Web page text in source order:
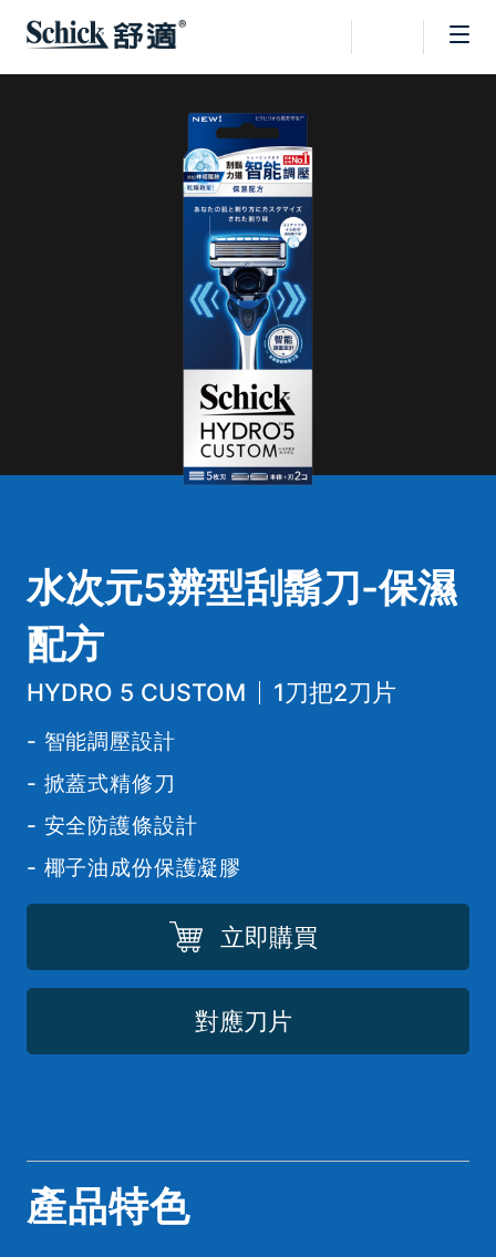
水次元5辨型刮鬍刀-保濕
配方
HYDRO 5 CUSTOM 1刀把2刀片
智能調壓設計
掀蓋式精修刀
安全防護條設計
椰子油成份保護凝膠
立即購買
對應刀片
產品特色